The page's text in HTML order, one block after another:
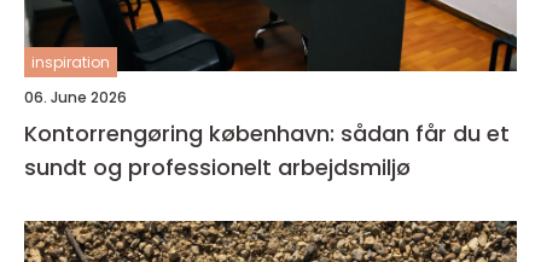
inspiration
06. June 2026
Kontorrengøring københavn: sådan får du et
sundt og professionelt arbejdsmiljø